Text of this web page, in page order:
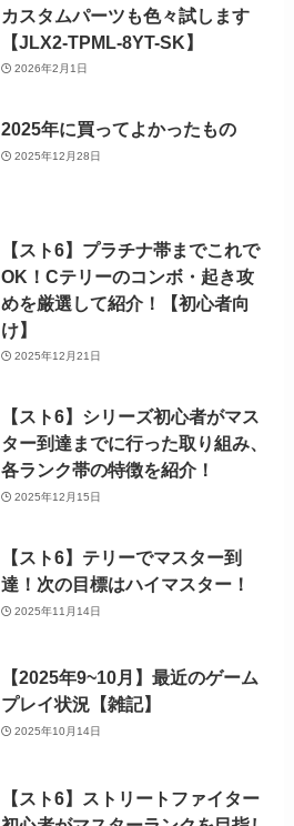
カスタムパーツも色々試します
【JLX2-TPML-8YT-SK】
2026年2月1日
2025年に買ってよかったもの
2025年12月28日
【スト6】プラチナ帯までこれで
OK！Cテリーのコンボ・起き攻
めを厳選して紹介！【初心者向
け】
2025年12月21日
【スト6】シリーズ初心者がマス
ター到達までに行った取り組み、
各ランク帯の特徴を紹介！
2025年12月15日
【スト6】テリーでマスター到
達！次の目標はハイマスター！
2025年11月14日
【2025年9~10月】最近のゲーム
プレイ状況【雑記】
2025年10月14日
【スト6】ストリートファイター